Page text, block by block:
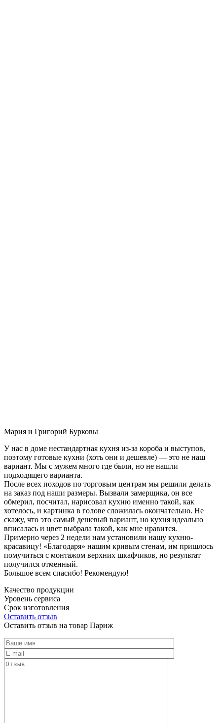
Мария и Григорий Бурковы
У нас в доме нестандартная кухня из-за короба и выступов,
поэтому готовые кухни (хоть они и дешевле) — это не наш
вариант. Мы с мужем много где были, но не нашли
подходящего варианта.
После всех походов по торговым центрам мы решили делать
на заказ под наши размеры. Вызвали замерщика, он все
обмерил, посчитал, нарисовал кухню именно такой, как
хотелось, и картинка в голове сложилась окончательно. Не
скажу, что это самый дешевый вариант, но кухня идеально
вписалась и цвет выбрала такой, как мне нравится.
Примерно через 2 недели нам установили нашу кухню-
красавицу! «Благодаря» нашим кривым стенам, им пришлось
помучиться с монтажом верхних шкафчиков, но результат
получился отменный.
Большое всем спасибо! Рекомендую!
Качество продукции
Уровень сервиса
Срок изготовления
Оставить отзыв
Оставить отзыв на товар Париж